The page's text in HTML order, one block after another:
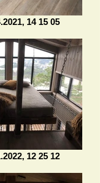
14 15 05
12 25 12